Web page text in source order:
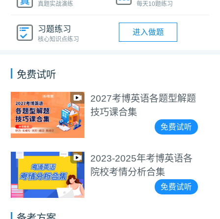
真题实战演练 每天10题练习
习题练习
核心知识点练习
进入做题
免费试听
型解题
费试听
语各
费试听
医学考博4000+
通用考博4000+
视频教程